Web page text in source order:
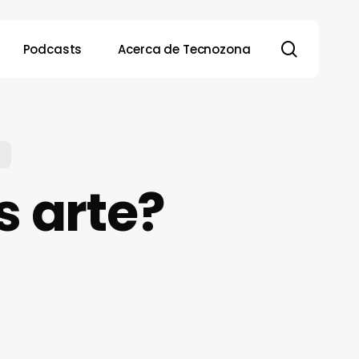
Podcasts Acerca de Tecnozona
arte?